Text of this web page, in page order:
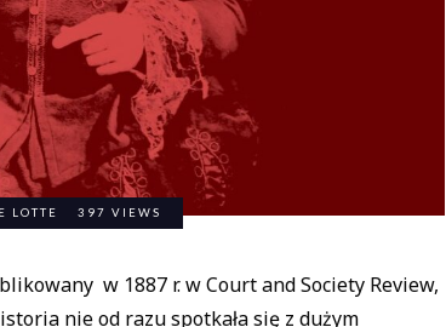
LOTTE 397 VIEWS
w 1887 r. w Court and Society Review,
nie od razu spotkała się z dużym